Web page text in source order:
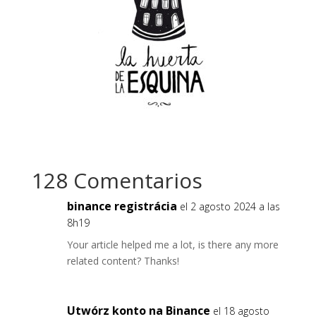
128 Comentarios
binance registrácia el 2 agosto 2024 a las
8h19
Your article helped me a lot, is there any more
related content? Thanks!
Utwórz konto na Binance el 18 agosto